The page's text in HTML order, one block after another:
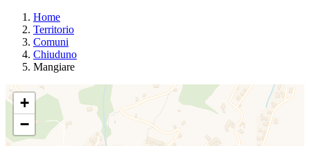
Home
Territorio
Comuni
Chiuduno
Mangiare
+
−